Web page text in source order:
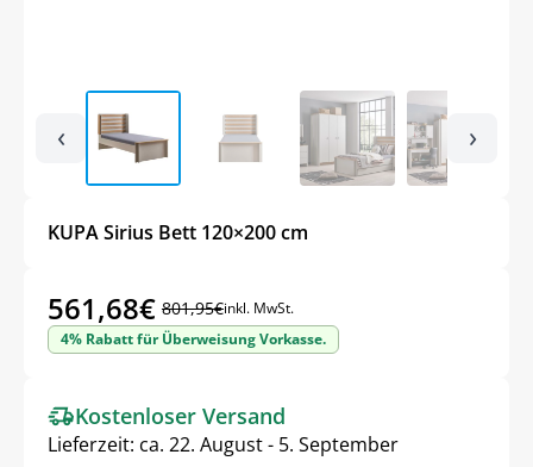
‹ ›
KUPA Sirius Bett 120×200 cm
801,95€
Ursprünglicher
Preis
801,95€
561,68€
Aktueller
Preis
561,68€.
inkl. MwSt.
4% Rabatt für Überweisung Vorkasse.
Kostenloser Versand
Lieferzeit: ca. 22. August - 5. September